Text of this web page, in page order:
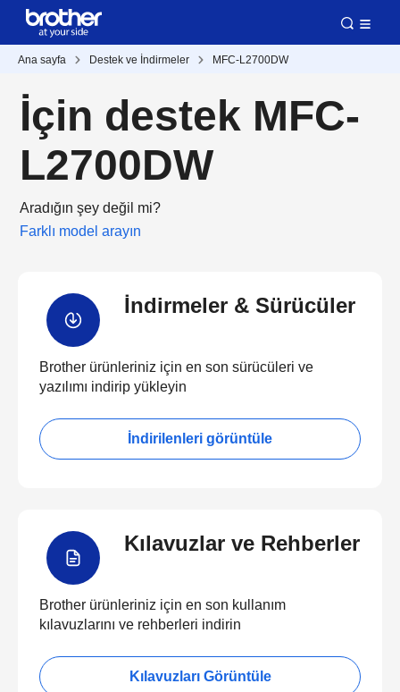
Ana sayfa Destek ve İndirmeler MFC-L2700DW
İçin destek MFC-
L2700DW
Aradığın şey değil mi?
Farklı model arayın
İndirmeler & Sürücüler
Brother ürünleriniz için en son sürücüleri ve
yazılımı indirip yükleyin
İndirilenleri görüntüle
Kılavuzlar ve Rehberler
Brother ürünleriniz için en son kullanım
kılavuzlarını ve rehberleri indirin
Kılavuzları Görüntüle